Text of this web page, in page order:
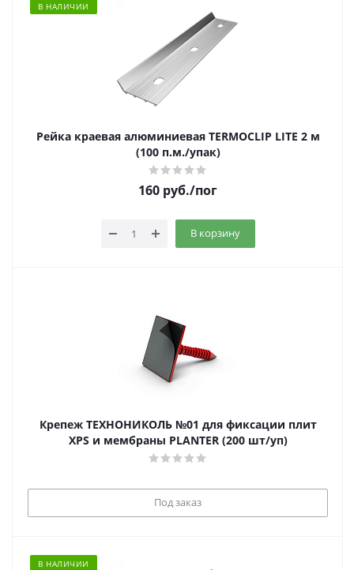
В НАЛИЧИИ
Рейка краевая алюминиевая TERMOCLIP LITE 2 м
(100 п.м./упак)
160 руб./пог
В корзину
Крепеж ТЕХНОНИКОЛЬ №01 для фиксации плит
XPS и мембраны PLANTER (200 шт/уп)
Под заказ
В НАЛИЧИИ